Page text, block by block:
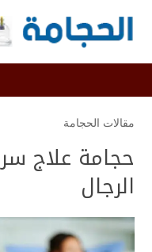
مقالات الحجامة
حجامة علاج
الرجال